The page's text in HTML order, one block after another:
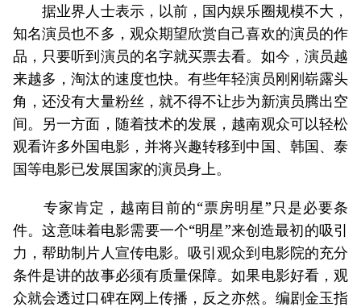
据业界人士表示，以前，国内娱乐圈规模不大，
知名演员也不多，观众期望欣赏自己喜欢的演员的作
品，只要听到演员的名字就买票去看。如今，演员越
来越多，淘汰的速度也快。有些年轻演员刚刚崭露头
角，还没有大量粉丝，就不得不让步为新演员腾出空
间。另一方面，随着技术的发展，越南观众可以轻松
观看许多外国电影，并将兴趣转移到中国、韩国、泰
国等电影已发展国家的演员身上。
专家肯定，越南目前的“票房明星”只是必要条
件。这意味着电影需要一个“明星”来创造最初的吸引
力，帮助制片人宣传电影。吸引观众到电影院的充分
条件是讲的故事必须有质量保障。如果电影好看，观
众就会透过口碑在网上传播，反之亦然。编剧金玉指